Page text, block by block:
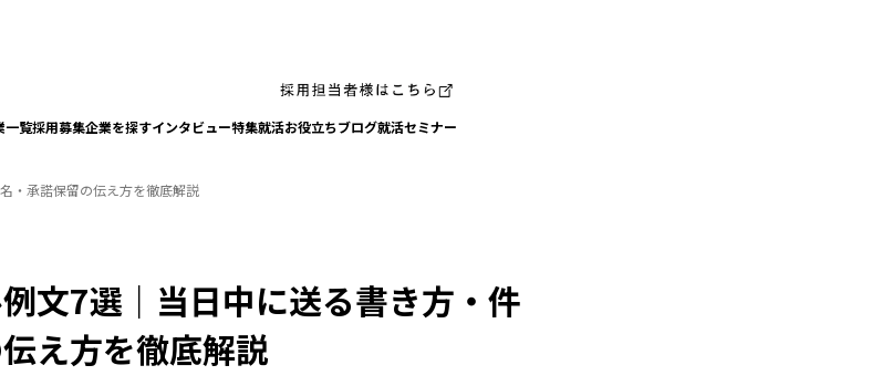
一覧採⽤募集企業を探すインタビュー特集就活お役⽴ちブログ就活セミナー
・承諾保留の伝え方を徹底解説
文7選｜当日中に送る書き方・件
え方を徹底解説